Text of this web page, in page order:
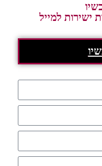
למייל